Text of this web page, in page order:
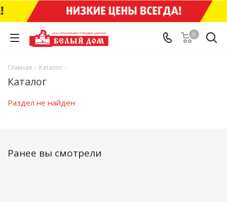
0
Главная - Каталог -
Каталог
Раздел не найден
Ранее вы смотрели